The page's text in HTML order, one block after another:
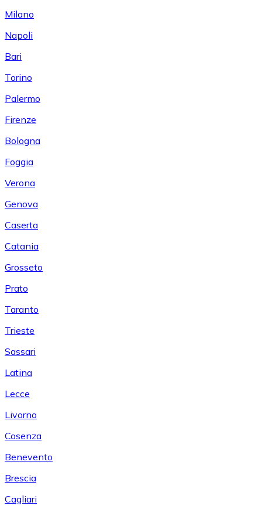
Milano
Napoli
Bari
Torino
Palermo
Firenze
Bologna
Foggia
Verona
Genova
Caserta
Catania
Grosseto
Prato
Taranto
Trieste
Sassari
Latina
Lecce
Livorno
Cosenza
Benevento
Brescia
Cagliari